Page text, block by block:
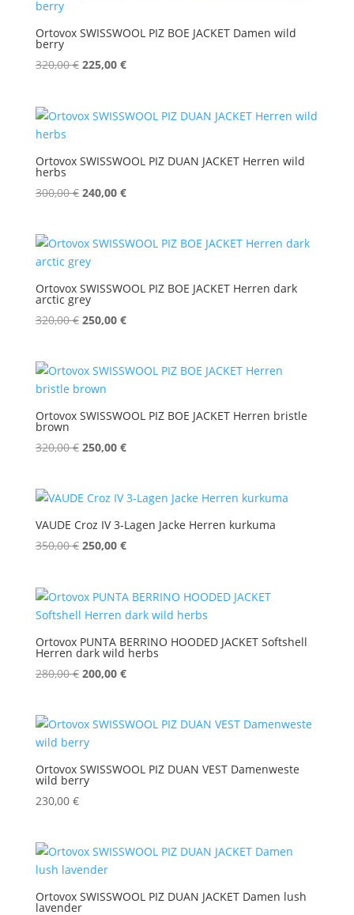
Ortovox SWISSWOOL PIZ BOE JACKET Damen wild
berry
320,00€ Ursprünglicher
320,00 €
225,00 €Aktueller
225,00 €.
Ortovox SWISSWOOL PIZ DUAN JACKET Herren wild
herbs
300,00€ Ursprünglicher
300,00 €
240,00 €Aktueller
240,00 €.
Ortovox SWISSWOOL PIZ BOE JACKET Herren dark
arctic grey
320,00€ Ursprünglicher
320,00 €
250,00 €Aktueller
250,00 €.
Ortovox SWISSWOOL PIZ BOE JACKET Herren bristle
brown
320,00€ Ursprünglicher
320,00 €
250,00 €Aktueller
250,00 €.
VAUDE Croz IV 3-Lagen Jacke Herren kurkuma
350,00€ Ursprünglicher
350,00 €
250,00 €Aktueller
250,00 €.
Ortovox PUNTA BERRINO HOODED JACKET Softshell
Herren dark wild herbs
280,00€ Ursprünglicher
280,00 €
200,00 €Aktueller
200,00 €.
Ortovox SWISSWOOL PIZ DUAN VEST Damenweste
wild berry
230,00 €
Ortovox SWISSWOOL PIZ DUAN JACKET Damen lush
lavender